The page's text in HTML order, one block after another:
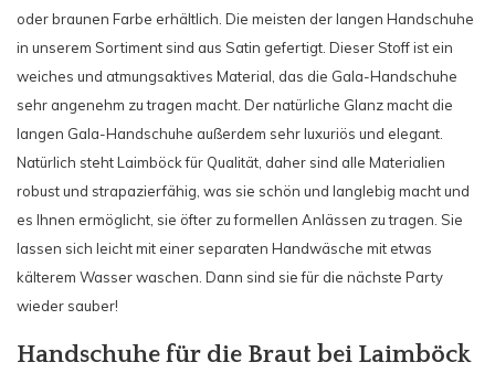
oder braunen Farbe erhältlich. Die meisten der langen Handschuhe
in unserem Sortiment sind aus Satin gefertigt. Dieser Stoff ist ein
weiches und atmungsaktives Material, das die Gala-Handschuhe
sehr angenehm zu tragen macht. Der natürliche Glanz macht die
langen Gala-Handschuhe außerdem sehr luxuriös und elegant.
Natürlich steht Laimböck für Qualität, daher sind alle Materialien
robust und strapazierfähig, was sie schön und langlebig macht und
es Ihnen ermöglicht, sie öfter zu formellen Anlässen zu tragen. Sie
lassen sich leicht mit einer separaten Handwäsche mit etwas
kälterem Wasser waschen. Dann sind sie für die nächste Party
wieder sauber!
Handschuhe für die Braut bei Laimböck